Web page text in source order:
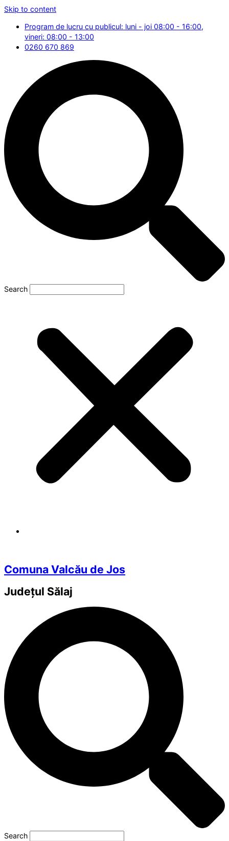
Skip to content
Program de lucru cu publicul: luni - joi 08:00 - 16:00,
vineri: 08:00 - 13:00
0260 670 869
Search
Comuna Valcău de Jos
Județul Sălaj
Search